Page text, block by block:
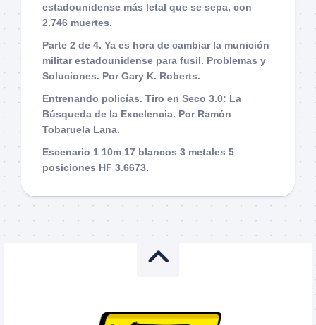
estadounidense más letal que se sepa, con
2.746 muertes.
Parte 2 de 4. Ya es hora de cambiar la munición
militar estadounidense para fusil. Problemas y
Soluciones. Por Gary K. Roberts.
Entrenando policías. Tiro en Seco 3.0: La
Búsqueda de la Excelencia. Por Ramón
Tobaruela Lana.
Escenario 1 10m 17 blancos 3 metales 5
posiciones HF 3.6673.